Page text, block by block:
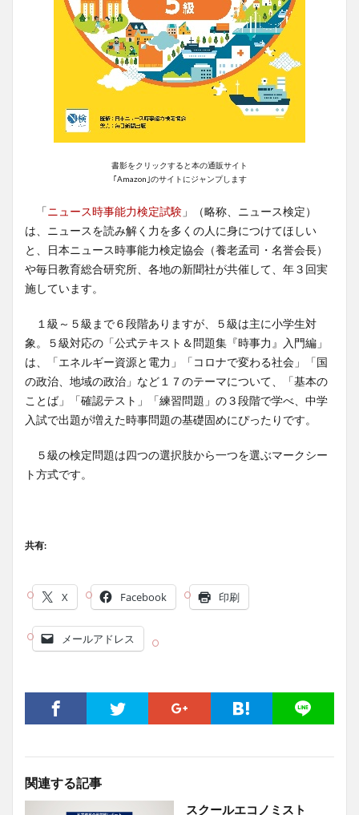
書影をクリックすると本の通販サイト
｢Amazon｣のサイトにジャンプします
「ニュース時事能力検定試験 」（略称、ニュース検定）
は、ニュースを読み解く力を多くの人に身につけてほしい
と、日本ニュース時事能力検定協会（養老孟司・名誉会長）
や毎日教育総合研究所、各地の新聞社が共催して、年３回実
施しています。
１級～５級まで６段階ありますが、５級は主に小学生対
象。５級対応の「公式テキスト＆問題集『時事力』入門編」
は、「エネルギー資源と電力」「コロナで変わる社会」「国
の政治、地域の政治」など１７のテーマについて、「基本の
ことば」「確認テスト」「練習問題」の３段階で学べ、中学
入試で出題が増えた時事問題の基礎固めにぴったりです。
５級の検定問題は四つの選択肢から一つを選ぶマークシー
ト方式です。
共有:
X Facebook 印刷
メールアドレス
関連する記事
スクールエコノミスト